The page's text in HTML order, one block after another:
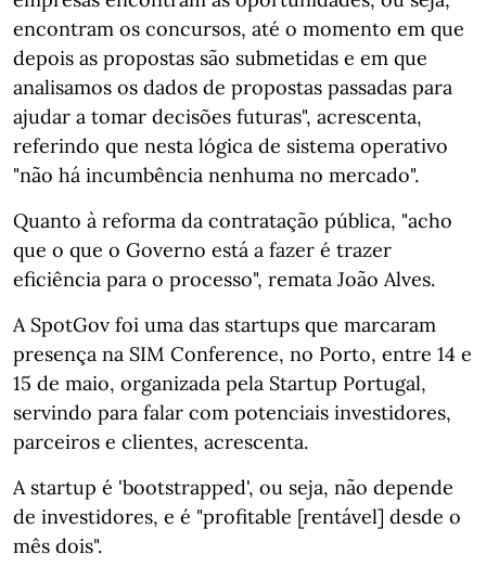
encontram os concursos, até o momento em que
depois as propostas são submetidas e em que
analisamos os dados de propostas passadas para
ajudar a tomar decisões futuras", acrescenta,
referindo que nesta lógica de sistema operativo
"não há incumbência nenhuma no mercado".
Quanto à reforma da contratação pública, "acho
que o que o Governo está a fazer é trazer
eficiência para o processo", remata João Alves.
A SpotGov foi uma das startups que marcaram
presença na SIM Conference, no Porto, entre 14 e
15 de maio, organizada pela Startup Portugal,
servindo para falar com potenciais investidores,
parceiros e clientes, acrescenta.
A startup é 'bootstrapped', ou seja, não depende
de investidores, e é "profitable [rentável] desde o
mês dois".